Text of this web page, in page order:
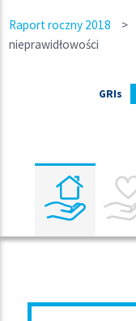
Raport roczny 2018 >
nieprawidłowości
GRIs